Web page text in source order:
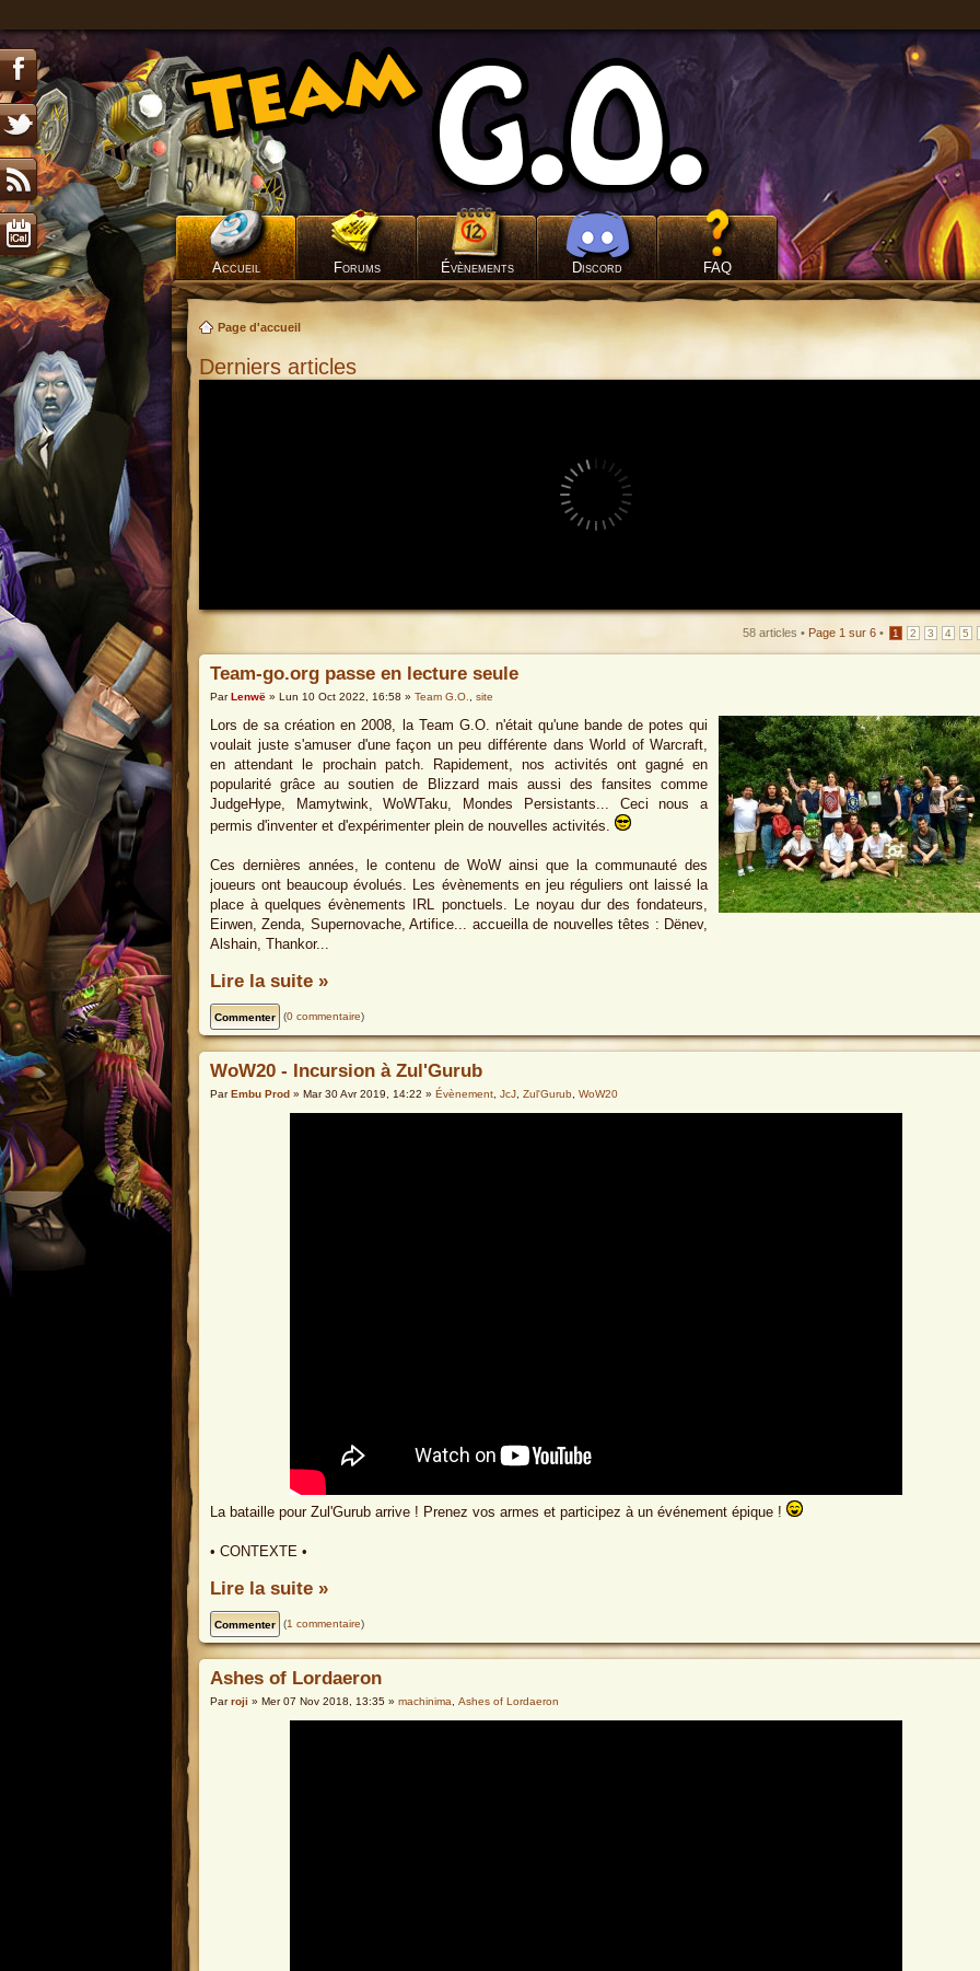
Accueil Forums Évènements Discord FAQ
Page d'accueil
Derniers articles
58 articles • Page 1 sur6 • 1 2 3 4 5
Team-go.org passe en lecture seule
ParLenwë » Lun 10 Oct 2022, 16:58 » Team G.O. site
Lors de sa création en 2008, la Team G.O. n'était qu'une bande de potes qui
voulait juste s'amuser d'une façon un peu différente dans World of Warcraft,
en attendant le prochain patch. Rapidement, nos activités ont gagné en
popularité grâce au soutien de Blizzard mais aussi des fansites comme
JudgeHype, Mamytwink, WoWTaku, Mondes Persistants... Ceci nous a
permis d'inventer et d'expérimenter plein de nouvelles activités.
Ces dernières années, le contenu de WoW ainsi que la communauté des
joueurs ont beaucoup évolués. Les évènements en jeu réguliers ont laissé la
place à quelques évènements IRL ponctuels. Le noyau dur des fondateurs,
Eirwen, Zenda, Supernovache, Artifice... accueilla de nouvelles têtes : Dënev,
Alshain, Thankor...
Lire la suite »
(0 commentaire)
WoW20 - Incursion à Zul'Gurub
ParEmbu Prod » Mar 30 Avr 2019, 14:22 » Évènement JcJ Zul'Gurub WoW20
La bataille pour Zul'Gurub arrive ! Prenez vos armes et participez à un événement épique !
• CONTEXTE •
Lire la suite »
(1 commentaire)
Ashes of Lordaeron
Parroji » Mer 07 Nov 2018, 13:35 » machinima Ashes of Lordaeron